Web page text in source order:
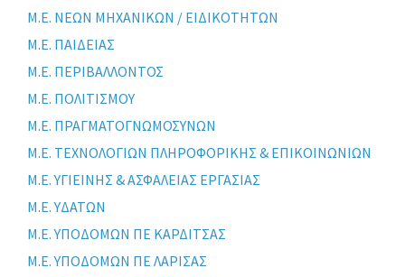
Μ.Ε. ΝΕΩΝ ΜΗΧΑΝΙΚΩΝ / ΕΙΔΙΚΟΤΗΤΩΝ
Μ.Ε. ΠΑΙΔΕΙΑΣ
Μ.Ε. ΠΕΡΙΒΑΛΛΟΝΤΟΣ
Μ.Ε. ΠΟΛΙΤΙΣΜΟΥ
Μ.Ε. ΠΡΑΓΜΑΤΟΓΝΩΜΟΣΥΝΩΝ
Μ.Ε. ΤΕΧΝΟΛΟΓΙΩΝ ΠΛΗΡΟΦΟΡΙΚΗΣ & ΕΠΙΚΟΙΝΩΝΙΩΝ
Μ.Ε. ΥΓΙΕΙΝΗΣ & ΑΣΦΑΛΕΙΑΣ ΕΡΓΑΣΙΑΣ
Μ.Ε. ΥΔΑΤΩΝ
Μ.Ε. ΥΠΟΔΟΜΩΝ ΠΕ ΚΑΡΔΙΤΣΑΣ
Μ.Ε. ΥΠΟΔΟΜΩΝ ΠΕ ΛΑΡΙΣΑΣ